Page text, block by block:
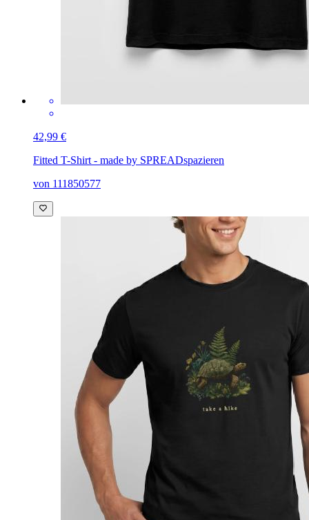
42,99 €
Fitted T-Shirt - made by SPREADspazieren
von 111850577